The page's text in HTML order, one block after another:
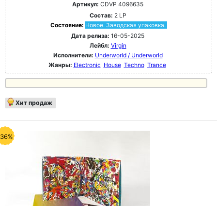
Артикул: CDVP 4096635
Состав: 2 LP
Состояние: Новое. Заводская упаковка.
Дата релиза: 16-05-2025
Лейбл: Virgin
Исполнители: Underworld / Underworld
Жанры: Electronic House Techno Trance
Хит продаж